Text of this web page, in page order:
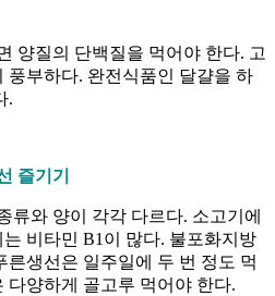
양질의 단백질을 먹어야 한다. 고
풍부하다. 완전식품인 달걀을 하
.
즐기기
류와 양이 각각 다르다. 소고기에
비타민 B1이 많다. 불포화지방
생선은 일주일에 두 번 정도 먹
다양하게 골고루 먹어야 한다.